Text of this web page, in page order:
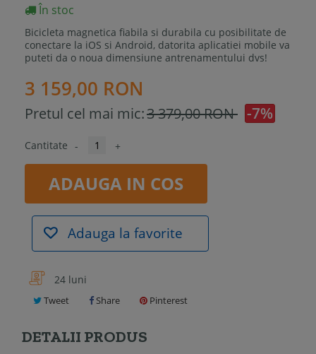
În stoc
Bicicleta magnetica fiabila si durabila cu posibilitate de
conectare la iOS si Android, datorita aplicatiei mobile va
puteti da o noua dimensiune antrenamentului dvs!
3 159,00 RON
Pretul cel mai mic:3 379,00 RON -7%
Cantitate - +
ADAUGA IN COS
Adauga la favorite
24 luni
Tweet Share Pinterest
DETALII PRODUS